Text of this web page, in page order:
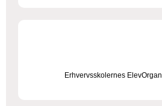
Erhvervsskolernes